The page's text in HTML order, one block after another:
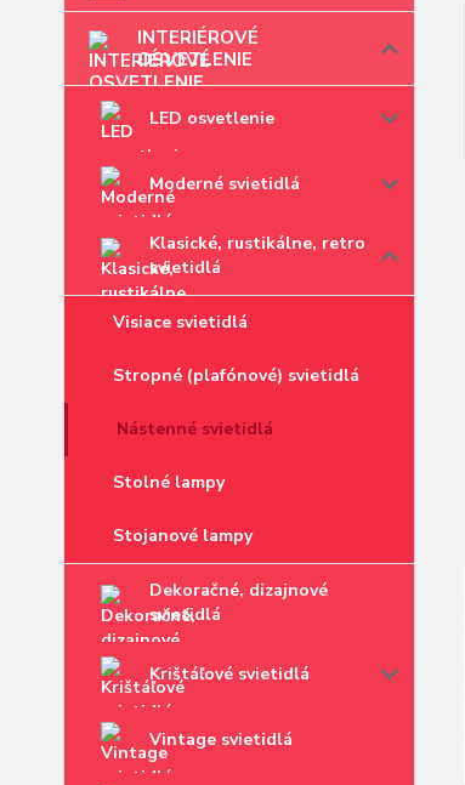
INTERIÉROVÉ
OSVETLENIE
LED osvetlenie
Moderné svietidlá
Klasické, rustikálne, retro
svietidlá
Visiace svietidlá
Stropné (plafónové) svietidlá
Nástenné svietidlá
Stolné lampy
Stojanové lampy
Dekoračné, dizajnové
svietidlá
Krištáľové svietidlá
Vintage svietidlá